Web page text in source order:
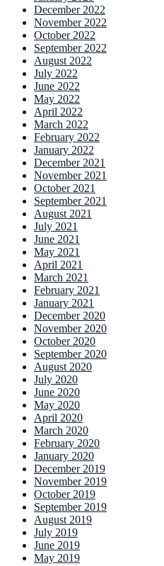
December 2022
November 2022
October 2022
September 2022
August 2022
July 2022
June 2022
May 2022
April 2022
March 2022
February 2022
January 2022
December 2021
November 2021
October 2021
September 2021
August 2021
July 2021
June 2021
May 2021
April 2021
March 2021
February 2021
January 2021
December 2020
November 2020
October 2020
September 2020
August 2020
July 2020
June 2020
May 2020
April 2020
March 2020
February 2020
January 2020
December 2019
November 2019
October 2019
September 2019
August 2019
July 2019
June 2019
May 2019